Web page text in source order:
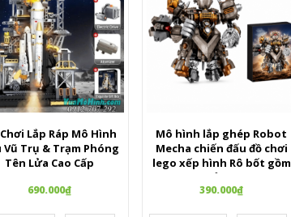
Lắp Ráp Mô Hình
Vũ Trụ & Trạm Phóng
Tên Lửa Cao Cấp
690.000₫
Mô hình lắp ghép Robot
Mecha chiến đấu đồ chơi
lego xếp hình Rô bốt gồm
1201 mảnh ghép
390.000₫